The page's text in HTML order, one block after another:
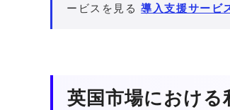
ービスを見る導入支援サービ
英国市場における